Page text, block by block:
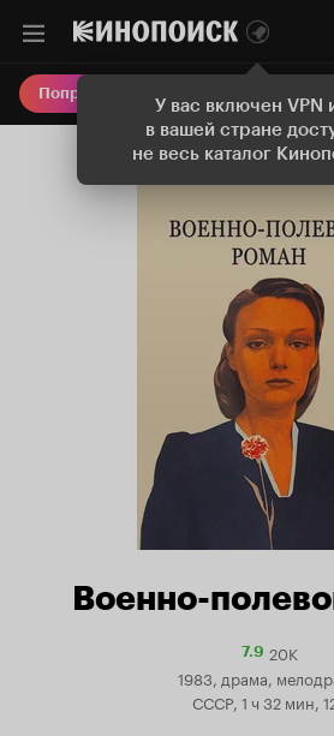
У вас включен VPN
в вашей стране
не весь каталог
Попробовать Плюс
Военно-
7.9Рейтинг
7.9
20K
1983, драма,
СССР, 1 ч 32 мин,